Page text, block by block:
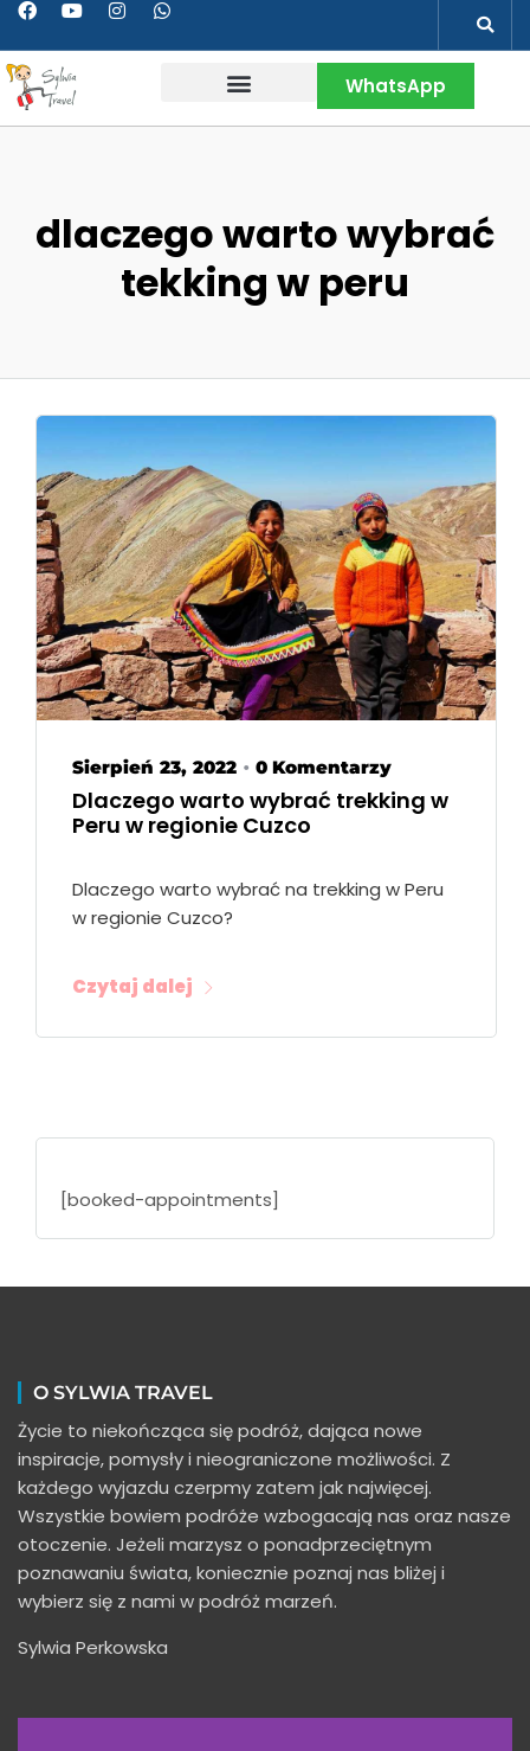
WhatsApp
dlaczego warto wybrać
tekking w peru
Sierpień 23, 2022 • 0 Komentarzy
Dlaczego warto wybrać trekking w
Peru w regionie Cuzco
Dlaczego warto wybrać na trekking w Peru
w regionie Cuzco?
Czytaj dalej
[booked-appointments]
O SYLWIA TRAVEL
Życie to niekończąca się podróż, dająca nowe
inspiracje, pomysły i nieograniczone możliwości. Z
każdego wyjazdu czerpmy zatem jak najwięcej.
Wszystkie bowiem podróże wzbogacają nas oraz nasze
otoczenie. Jeżeli marzysz o ponadprzeciętnym
poznawaniu świata, koniecznie poznaj nas bliżej i
wybierz się z nami w podróż marzeń.
Sylwia Perkowska